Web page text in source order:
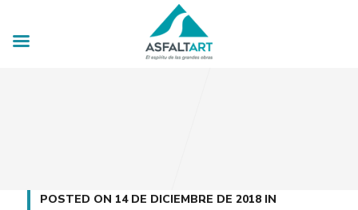
POSTED ON 14 DE DICIEMBRE DE 2018IN